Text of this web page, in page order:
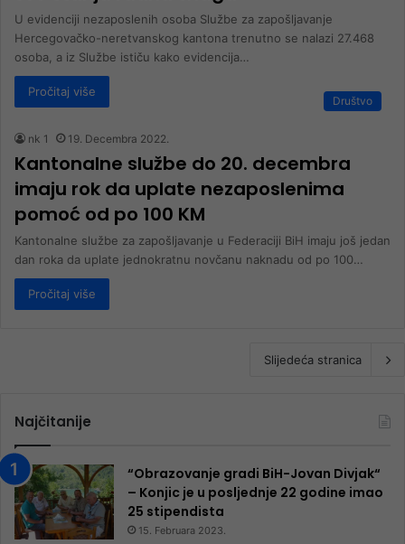
U evidenciji nezaposlenih osoba Službe za zapošljavanje
Hercegovačko-neretvanskog kantona trenutno se nalazi 27.468
osoba, a iz Službe ističu kako evidencija…
Pročitaj više
Društvo
nk 1 19. Decembra 2022.
Kantonalne službe do 20. decembra
imaju rok da uplate nezaposlenima
pomoć od po 100 KM
Kantonalne službe za zapošljavanje u Federaciji BiH imaju još jedan
dan roka da uplate jednokratnu novčanu naknadu od po 100…
Pročitaj više
Slijedeća stranica
Najčitanije
“Obrazovanje gradi BiH-Jovan Divjak“
– Konjic je u posljednje 22 godine imao
25 ​​stipendista
15. Februara 2023.